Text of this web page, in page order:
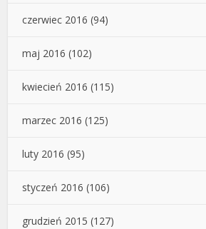
czerwiec 2016 (94)
maj 2016 (102)
kwiecień 2016 (115)
marzec 2016 (125)
luty 2016 (95)
styczeń 2016 (106)
grudzień 2015 (127)